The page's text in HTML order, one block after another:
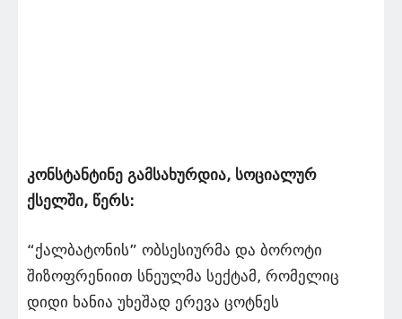
კონსტანტინე გამსახურდია, სოციალურ
ქსელში, წერს:
“ქალბატონის” ობსესიურმა და ბოროტი
შიზოფრენიით სნეულმა სექტამ, რომელიც
დიდი ხანია უხეშად ერევა ცოტნეს